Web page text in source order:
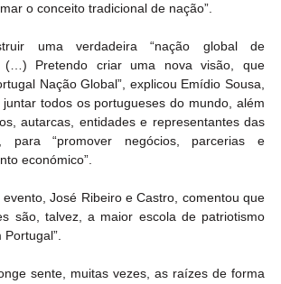
o conceito tradicional de nação”.
uma verdadeira “nação global de
(…) Pretendo criar uma nova visão, que
Nação Global”, explicou Emídio Sousa,
todos os portugueses do mundo, além
autarcas, entidades e representantes das
para “promover negócios, parcerias e
económico”.
José Ribeiro e Castro, comentou que
são, talvez, a maior escola de patriotismo
sente, muitas vezes, as raízes de forma